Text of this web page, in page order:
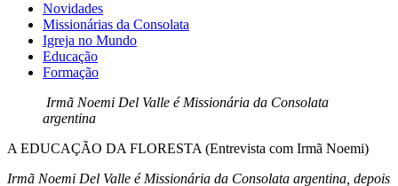
Novidades
Missionárias da Consolata
Igreja no Mundo
Educação
Formação
Irmã Noemi Del Valle é Missionária da Consolata
argentina
A EDUCAÇÃO DA FLORESTA (Entrevista com Irmã Noemi)
Irmã Noemi Del Valle é Missionária da Consolata argentina, depois